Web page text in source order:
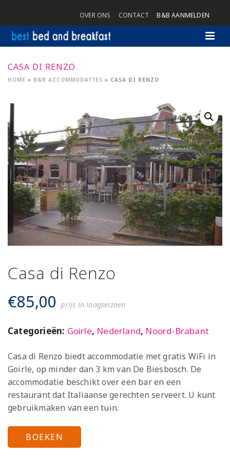
OVER ONS CONTACT B&B AANMELDEN
CASA DI RENZO
HOME » B&B ACCOMMODATIES » CASA DI RENZO
Casa di Renzo
€85,00 prijs in laagseizoen
Categorieën: Goirle, Nederland, Noord-Brabant
Casa di Renzo biedt accommodatie met gratis WiFi in
Goirle, op minder dan 3 km van De Biesbosch. De
accommodatie beschikt over een bar en een
restaurant dat Italiaanse gerechten serveert. U kunt
gebruikmaken van een tuin.
BOEKEN